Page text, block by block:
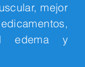
mejor
edema y